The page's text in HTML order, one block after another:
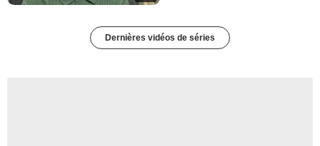
Dernières vidéos de séries